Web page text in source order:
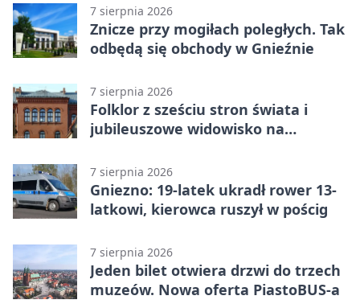
7 sierpnia 2026
Znicze przy mogiłach poległych. Tak
odbędą się obchody w Gnieźnie
7 sierpnia 2026
Folklor z sześciu stron świata i
jubileuszowe widowisko na
7 sierpnia 2026
Gniezno: 19-latek ukradł rower 13-
latkowi, kierowca ruszył w pościg
7 sierpnia 2026
Jeden bilet otwiera drzwi do trzech
muzeów. Nowa oferta PiastoBUS-a